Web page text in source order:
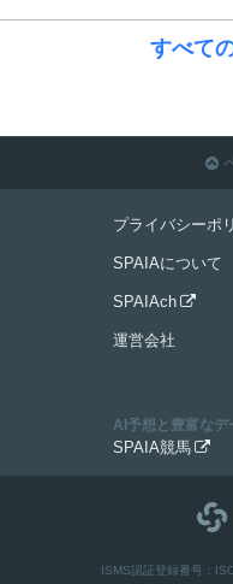
すべて

プライバシーポ
SPAIAについて
SPAIAch 
運営会社
AI予想と豊富なデ
SPAIA競馬 
ISMS認証登録番号：